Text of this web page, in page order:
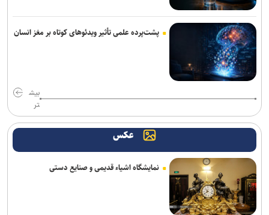
مذاکرات ایران-عمان درباره تنگه هرمز ادامه دارد/ بیانیه مشترک در مرحله
تدوین نهایی
نشست وزیران خارجه مصر، ترکیه، پاکستان و عربستان با محوریت تحولات
منطقه
سازمان ملل: طرف‌ها را به مذاکره درباره تنگه هرمز تشویق می‌کنیم
انصارالله حمله به یک نفتکش عربستان را تأیید کرد
بازداشت استاد سال دانشگاه مریلند توسط پلیس مهاجرت آمریکا
پزشکیان: جامعه امروز بیش از هر زمان به همدلی و اخلاق قرآنی نیاز دارد
پشت‌پرده علمی تأثیر ویدئو‌های کوتاه بر مغز انسان
بیش
تر
عکس
نمایشگاه اشیاء قدیمی و صنایع دستی